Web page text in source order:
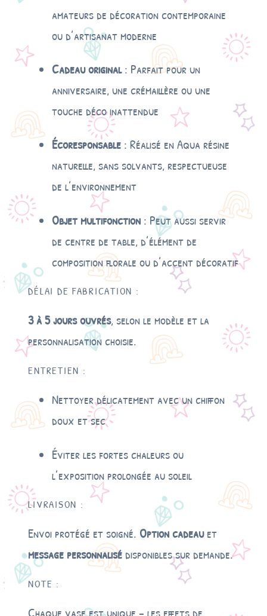
amateurs de décoration contemporaine
ou d’artisanat moderne
Cadeau original: Parfait pour un
anniversaire, une crémaillère ou une
touche déco inattendue
Écoresponsable : Réalisé en Aqua résine
naturelle, sans solvants, respectueuse
de l’environnement
Objet multifonction : Peut aussi servir
de centre de table, d’élément de
composition florale ou d’accent décoratif
DÉLAI DE FABRICATION :
3 à 5 jours ouvrés, selon le modèle et la
personnalisation choisie.
ENTRETIEN :
Nettoyer délicatement avec un chiffon
doux et sec
Éviter les fortes chaleurs ou
l’exposition prolongée au soleil
LIVRAISON :
Envoi protégé et soigné. Option cadeauet
message personnalisé disponibles sur demande.
NOTE :